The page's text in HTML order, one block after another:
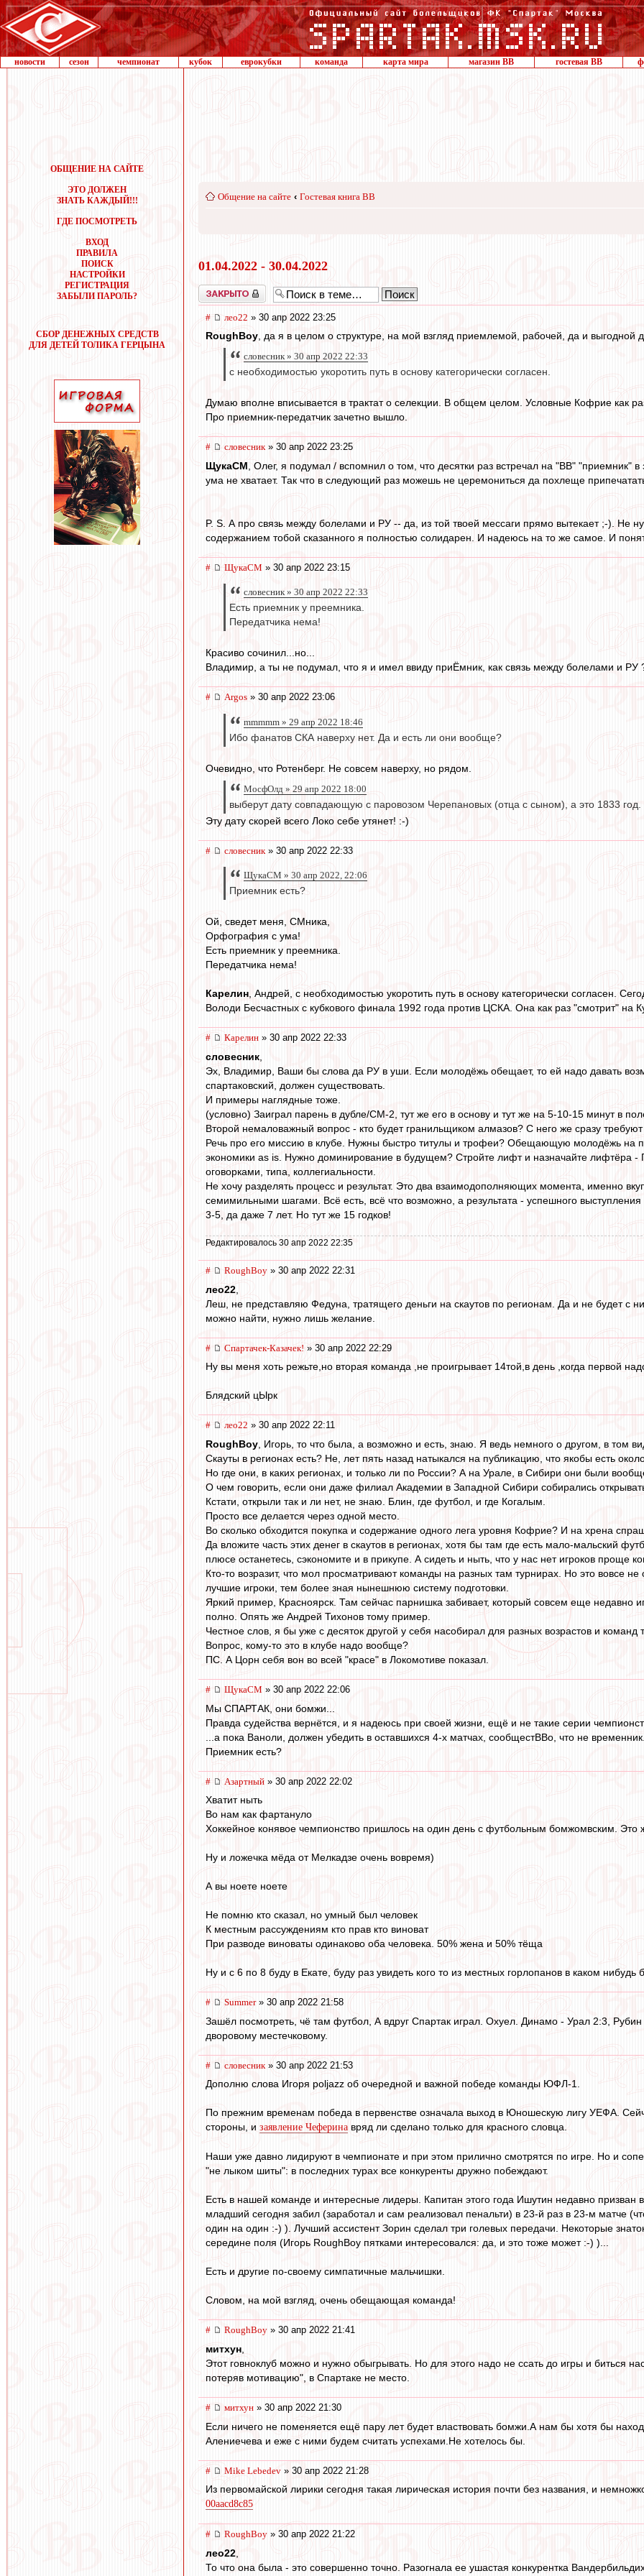
новости сезон чемпионат кубок еврокубки команда карта мира магазин ВВ гостевая ВВ
ОБЩЕНИЕ НА САЙТЕ
ЭТО ДОЛЖЕН
ЗНАТЬ КАЖДЫЙ!!!
ГДЕ ПОСМОТРЕТЬ
ВХОД
ПРАВИЛА
ПОИСК
НАСТРОЙКИ
РЕГИСТРАЦИЯ
ЗАБЫЛИ ПАРОЛЬ?
СБОР ДЕНЕЖНЫХ СРЕДСТВ
ДЛЯ ДЕТЕЙ ТОЛИКА ГЕРЦЫНА
Общение на сайте ‹ Гостевая книга ВВ
01.04.2022 - 30.04.2022
Закрыто
# лео22 » 30 апр 2022 23:25
RoughBoy, да я в целом о структуре, на мой взгляд приемлемой, рабочей, да и выгодной
словесник » 30 апр 2022 22:33
с необходимостью укоротить путь в основу категорически согласен.
Думаю вполне вписывается в трактат о селекции. В общем целом. Условные Кофрие как
Про приемник-передатчик зачетно вышло.
# словесник» 30 апр 2022 23:25
ЩукаСМ , Олег, я подумал / вспомнил о том, что десятки раз встречал на "ВВ"
ума не хватает. Так что в следующий раз можешь не церемониться да похлеще
P. S. А про связь между болелами и РУ -- да, из той твоей мессаги прямо вытекает ;-). Не
содержанием тобой сказанного я полностью солидарен. И надеюсь на то же самое. И
# ЩукаСМ » 30 апр 2022 23:15
словесник » 30 апр 2022 22:33
Есть приемник у преемника.
Передатчика нема!
Красиво сочинил...но...
Владимир, а ты не подумал, что я и имел ввиду приЁмник, как связь между болелами и РУ
# Argos » 30 апр 2022 23:06
mmmmm » 29 апр 2022 18:46
Ибо фанатов СКА наверху нет. Да и есть ли они вообще?
Очевидно, что Ротенберг. Не совсем наверху, но рядом.
МосфОлд » 29 апр 2022 18:00
выберут дату совпадающую с паровозом Черепановых (отца с сыном), а это 1833 год.
Эту дату скорей всего Локо себе утянет! :-)
# словесник » 30 апр 2022 22:33
ЩукаСМ » 30 апр 2022, 22:06
Приемник есть?
Ой, сведет меня, СМника,
Орфография с ума!
Есть приемник у преемника.
Передатчика нема!
Карелин , Андрей, с необходимостью укоротить путь в основу категорически согласен.
Володи Бесчастных с кубкового финала 1992 года против ЦСКА. Она как раз "смотрит" на
# Карелин » 30 апр 2022 22:33
словесник
Эх, Владимир, Ваши бы слова да РУ в уши. Если молодёжь обещает, то ей надо давать
спартаковский, должен существовать.
И примеры наглядные тоже.
(условно) Заиграл парень в дубле/СМ-2, тут же его в основу и тут же на 5-10-15 минут в
Второй немаловажный вопрос - кто будет гранильщиком алмазов? С него же сразу
Речь про его миссию в клубе. Нужны быстро титулы и трофеи? Обещающую молодёжь на
экономики as is. Нужно доминирование в будущем? Стройте лифт и назначайте лифтёра -
оговорками, типа, коллегиальности.
Не хочу разделять процесс и результат. Это два взаимодополняющих момента, именно
семимильными шагами. Всё есть, всё что возможно, а результата - успешного
3-5, да даже 7 лет. Но тут же 15 годков!
Редактировалось 30 апр 2022 22:35
# RoughBoy » 30 апр 2022 22:31
лео22
Леш, не представляю Федуна, тратящего деньги на скаутов по регионам. Да и не будет с
можно найти, нужно лишь желание.
# Спартачек-Казачек! » 30 апр 2022 22:29
Ну вы меня хоть режьте,но вторая команда ,не проигрывает 14той,в день ,когда первой
Блядский цЫрк
# лео22 » 30 апр 2022 22:11
RoughBoy , Игорь, то что была, а возможно и есть, знаю. Я ведь немного о другом, в том
Скауты в регионах есть? Не, лет пять назад натыкался на публикацию, что якобы есть
Но где они, в каких регионах, и только ли по России? А на Урале, в Сибири они были
О чем говорить, если они даже филиал Академии в Западной Сибири собирались
Кстати, открыли так и ли нет, не знаю. Блин, где футбол, и где Когалым.
Просто все делается через одной место.
Во сколько обходится покупка и содержание одного лега уровня Кофрие? И на хрена
Да вложите часть этих денег в скаутов в регионах, хотя бы там где есть мало-мальский
плюсе останетесь, сэкономите и в прикупе. А сидеть и ныть, что у нас нет игроков проще
Кто-то возразит, что мол просматривают команды на разных там турнирах. Но это вовсе
лучшие игроки, тем более зная нынешнюю систему подготовки.
Яркий пример, Красноярск. Там сейчас парнишка забивает, который совсем еще недавно
полно. Опять же Андрей Тихонов тому пример.
Честное слов, я бы уже с десяток другой у себя насобирал для разных возрастов и
Вопрос, кому-то это в клубе надо вообще?
ПС. А Цорн себя вон во всей "красе" в Локомотиве показал.
# ЩукаСМ » 30 апр 2022 22:06
Мы СПАРТАК, они бомжи...
Правда судейства вернётся, и я надеюсь при своей жизни, ещё и не такие серии
...а пока Ваноли, должен убедить в оставшихся 4-х матчах, сообщестВВо, что не
Приемник есть?
# Азартный » 30 апр 2022 22:02
Хватит ныть
Во нам как фартануло
Хоккейное конявое чемпионство пришлось на один день с футбольным бомжомвским. Это
Ну и ложечка мёда от Мелкадзе очень вовремя)
А вы ноете ноете
Не помню кто сказал, но умный был человек
К местным рассуждениям кто прав кто виноват
При разводе виноваты одинаково оба человека. 50% жена и 50% тёща
Ну и с 6 по 8 буду в Екате, буду раз увидеть кого то из местных горлопанов в каком нибудь
# Summer» 30 апр 2022 21:58
Зашёл посмотреть, чё там футбол, А вдруг Спартак играл. Охуел. Динамо - Урал 2:3,
дворовому местечковому.
# словесник » 30 апр 2022 21:53
Дополню слова Игоря poljazz об очередной и важной победе команды ЮФЛ-1.
По прежним временам победа в первенстве означала выход в Юношескую лигу УЕФА.
стороны, и заявление Чеферина вряд ли сделано только для красного словца.
Наши уже давно лидируют в чемпионате и при этом прилично смотрятся по игре. Но и
"не лыком шиты": в последних турах все конкуренты дружно побеждают.
Есть в нашей команде и интересные лидеры. Капитан этого года Ишутин недавно
младший сегодня забил (заработал и сам реализовал пенальти) в 23-й раз в 23-м матче
один на один :-) ). Лучший ассистент Зорин сделал три голевых передачи. Некоторые
середине поля (Игорь RoughBoy пятками интересовался: да, и это тоже может :-) )...
Есть и другие по-своему симпатичные мальчишки.
Словом, на мой взгляд, очень обещающая команда!
# RoughBoy » 30 апр 2022 21:41
митхун
Этот говноклуб можно и нужно обыгрывать. Но для этого надо не ссать до игры и биться
потеряв мотивацию", в Спартаке не место.
# митхун » 30 апр 2022 21:30
Если ничего не поменяется ещё пару лет будет властвовать бомжи.А нам бы хотя бы
Алениечева и еже с ними будем считать успехами.Не хотелось бы.
# Mike Lebedev » 30 апр 2022 21:28
Из первомайской лирики сегодня такая лирическая история почти без названия, и
00aacd8c85
# RoughBoy » 30 апр 2022 21:22
лео22
То что она была - это совершенно точно. Разогнала ее ушастая конкурентка